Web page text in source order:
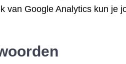
van Google Analytics kun je